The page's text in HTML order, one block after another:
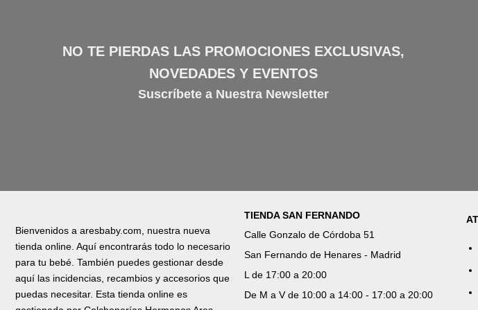
NO TE PIERDAS LAS PROMOCIONES EXCLUSIVAS,
NOVEDADES Y EVENTOS
Suscríbete a Nuestra Newsletter
Bienvenidos a aresbaby.com, nuestra nueva
tienda online. Aquí encontrarás todo lo necesario
para tu bebé. También puedes gestionar desde
aquí las incidencias, recambios y accesorios que
puedas necesitar. Esta tienda online es
TIENDA SAN FERNANDO
Calle Gonzalo de Córdoba 51
San Fernando de Henares - Madrid
L de 17:00 a 20:00
De M a V de 10:00 a 14:00 - 17:00 a 20:00